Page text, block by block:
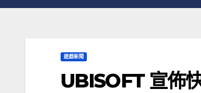
遊戲新聞
UBISOFT 宣佈